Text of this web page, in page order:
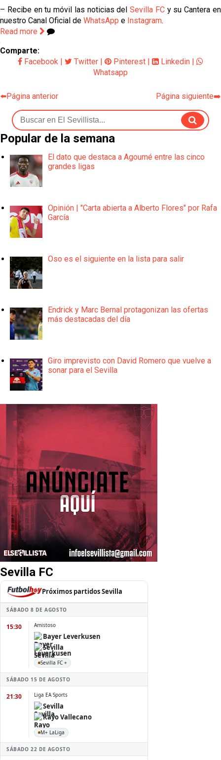
– Recibe en tu móvil las noticias delSevilla FCy su Cantera en
nuestro Canal Oficial de WhatsApp e Instagram.
Read more
Comparte:
Facebook | Twitter | Pinterest | Linkedin |
Whatsapp
⬅️Página anterior Página siguiente➡️
Popular de la semana
El dato que destaca a Agoumé entre las cinco
grandes ligas
Opinión | "Carta abierta a Alberto Flores" por Rafa
García
Oso es el siguiente en la lista para salir
Endrick y Marc Bernal protagonizan las ofertas
más destacadas del día
Giro imprevisto con David Romero que vuelve a
sonar para el Sevilla
Sevilla FC